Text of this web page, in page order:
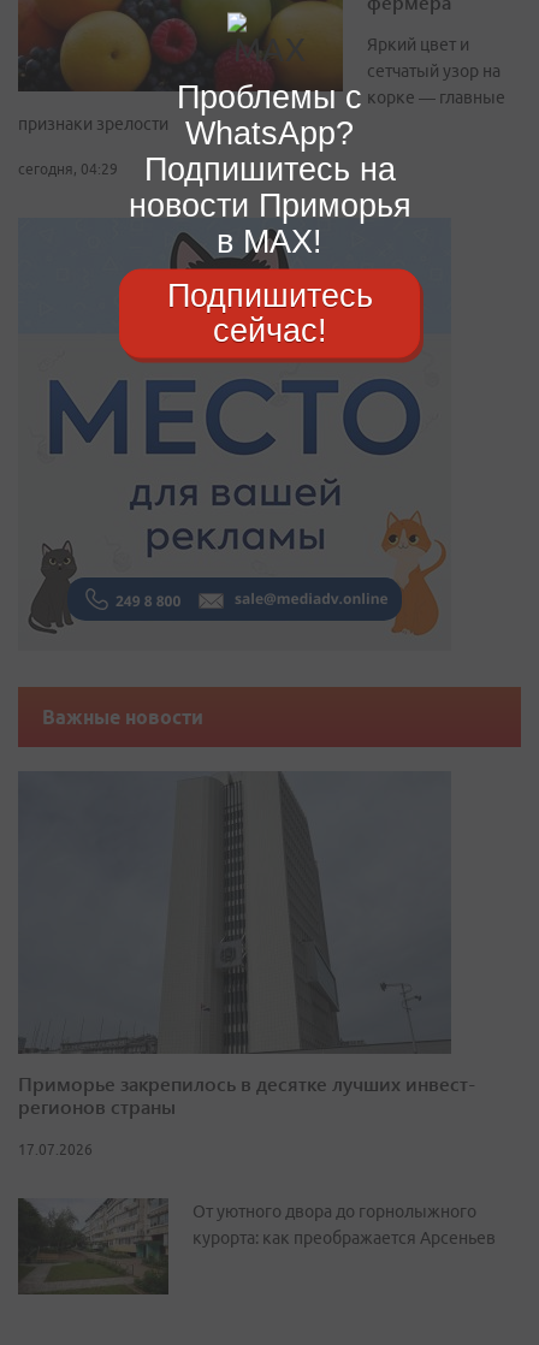
Яркий цвет и
сетчатый узор на
корке — главные
признаки зрелости
сегодня, 04:29
Важные новости
Приморье закрепилось в десятке лучших инвест-
регионов страны
17.07.2026
От уютного двора до горнолыжного
курорта: как преображается Арсеньев
Проблемы с
WhatsApp?
Подпишитесь на
новости Приморья
в MAX!
Подпишитесь
сейчас!